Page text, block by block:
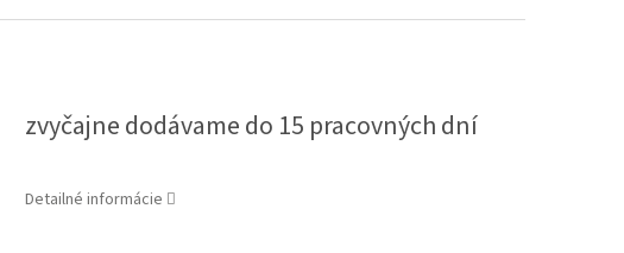
zvyčajne dodávame do 15 pracovných dní
Detailné informácie